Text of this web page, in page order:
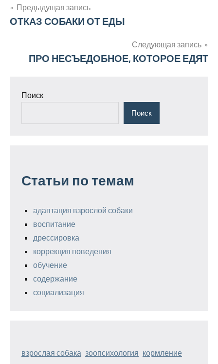
Навигация
по
Предыдущая запись
ОТКАЗ СОБАКИ ОТ ЕДЫ
Следующая запись
ПРО НЕСЪЕДОБНОЕ, КОТОРОЕ ЕДЯТ
Поиск
Поиск
Статьи по темам
адаптация взрослой собаки
воспитание
дрессировка
коррекция поведения
обучение
содержание
социализация
взрослая собака зоопсихология кормление